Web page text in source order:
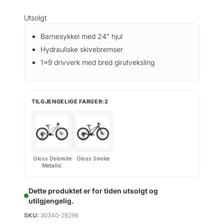
Utsolgt
Barnesykkel med 24” hjul
Hydrauliske skivebremser
1×9 drivverk med bred girutveksling
TILGJENGELIGE FARGER:2
Gloss Dolomite
Metallic
Gloss Smoke
Dette produktet er for tiden utsolgt og
utilgjengelig.
SKU: 30340-29296